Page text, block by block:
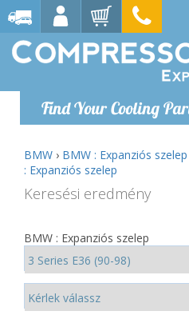
Find Your Cooling
BMW › BMW : Expanziós szelep
: Expanziós szelep
Keresési eredmény
BMW : Expanziós szelep